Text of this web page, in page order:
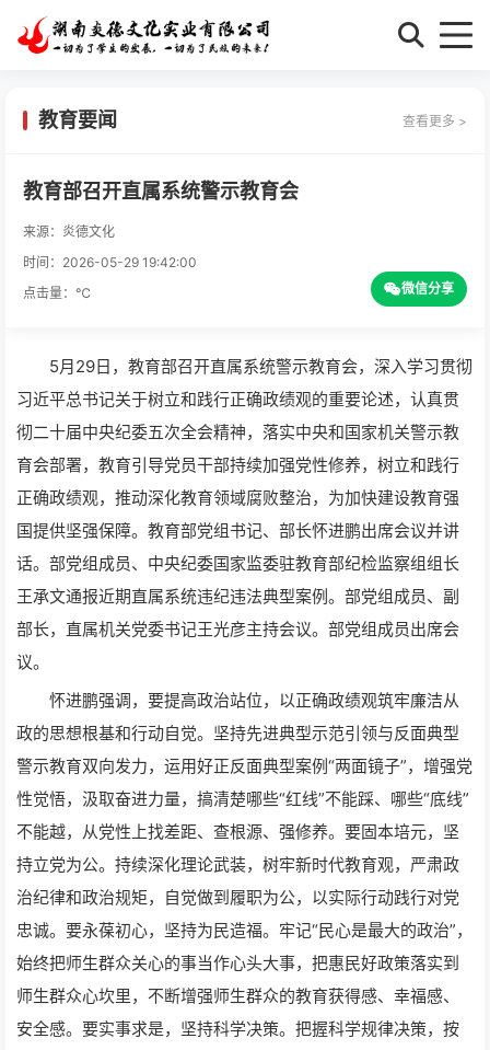
教育要闻 查看更多 >
教育部召开直属系统警示教育会
来源：炎德文化
时间：2026-05-29 19:42:00
点击量： ℃ 微信分享
5月29日，教育部召开直属系统警示教育会，深入学习贯彻
习近平总书记关于树立和践行正确政绩观的重要论述，认真贯
彻二十届中央纪委五次全会精神，落实中央和国家机关警示教
育会部署，教育引导党员干部持续加强党性修养，树立和践行
正确政绩观，推动深化教育领域腐败整治，为加快建设教育强
国提供坚强保障。教育部党组书记、部长怀进鹏出席会议并讲
话。部党组成员、中央纪委国家监委驻教育部纪检监察组组长
王承文通报近期直属系统违纪违法典型案例。部党组成员、副
部长，直属机关党委书记王光彦主持会议。部党组成员出席会
议。
怀进鹏强调，要提高政治站位，以正确政绩观筑牢廉洁从
政的思想根基和行动自觉。坚持先进典型示范引领与反面典型
警示教育双向发力，运用好正反面典型案例“两面镜子”，增强党
性觉悟，汲取奋进力量，搞清楚哪些“红线”不能踩、哪些“底线”
不能越，从党性上找差距、查根源、强修养。要固本培元，坚
持立党为公。持续深化理论武装，树牢新时代教育观，严肃政
治纪律和政治规矩，自觉做到履职为公，以实际行动践行对党
忠诚。要永葆初心，坚持为民造福。牢记“民心是最大的政治”，
始终把师生群众关心的事当作心头大事，把惠民好政策落实到
师生群众心坎里，不断增强师生群众的教育获得感、幸福感、
安全感。要实事求是，坚持科学决策。把握科学规律决策，按